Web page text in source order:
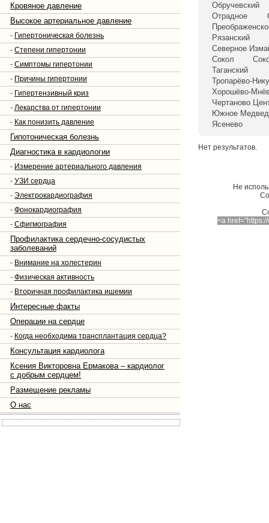
Кровяное давление
Высокое артериальное давление
- Гипертоническая болезнь
- Степени гипертонии
- Симптомы гипертонии
- Причины гипертонии
- Гипертензивный криз
- Лекарства от гипертонии
- Как понизить давление
Гипотоническая болезнь
Диагностика в кардиологии
- Измерение артериального давления
- УЗИ сердца
- Электрокардиография
- Фонокардиография
- Сфигмография
Профилактика сердечно-сосудистых
заболеваний
- Внимание на холестерин
- Физическая активность
- Вторичная профилактика ишемии
Интересные факты
Операции на сердце
- Когда необходима трансплантация сердца?
Консультация кардиолога
Ксения Викторовна Ермакова – кардиолог
с добрым сердцем!
Размещение рекламы
О нас
Обручевский
Отрадное
Рязанский
Северное
Сокол
Таганский
Тропарёво-
Хорошёво-
Чертаново
Южное
Ясенево
Нет результатов.
Не
<a